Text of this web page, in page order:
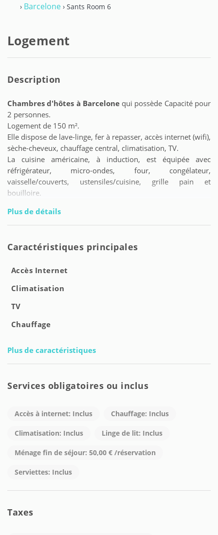
› Barcelone› Sants Room 6
Logement
Description
Chambres d'hôtes à Barcelonequi possède Capacité pour
2 personnes.
Logement de 150 m².
Elle dispose de lave-linge, fer à repasser, accès internet (wifi),
sèche-cheveux, chauffage central, climatisation, TV.
La cuisine américaine, à induction, est équipée avec
réfrigérateur, micro-ondes, four, congélateur,
vaisselle/couverts, ustensiles/cuisine, grille pain et
bouilloire.
Plus de détails
Caractéristiques principales
Accès Internet
Climatisation
TV
Chauffage
Plus de caractéristiques
Services obligatoires ou inclus
Accès à internet: Inclus Chauffage: Inclus
Climatisation: Inclus Linge de lit: Inclus
Ménage fin de séjour: 50,00 € /réservation
Serviettes: Inclus
Taxes